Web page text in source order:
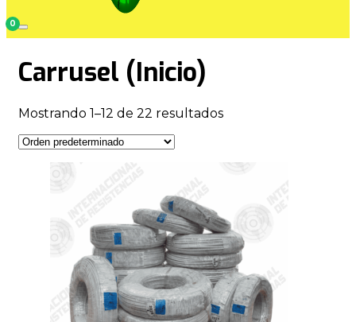
0
Carrusel (Inicio)
Mostrando 1–12 de 22 resultados